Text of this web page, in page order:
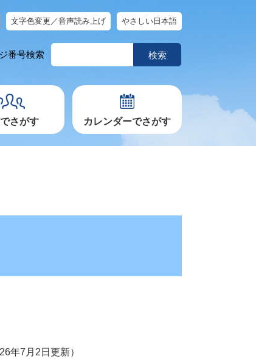
文字色変更／音声読み上げ やさしい日本語
番号検索
ペ
ジ
号
さがす カレンダーでさがす
年7月2日更新）